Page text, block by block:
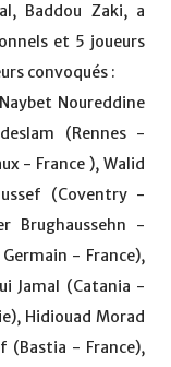
Baddou Zaki, a
et 5 joueurs
convoqués :
Noureddine
(Rennes -
- France ), Walid
(Coventry -
Brughaussehn -
- France),
Jamal (Catania -
Hidiouad Morad
(Bastia - France),